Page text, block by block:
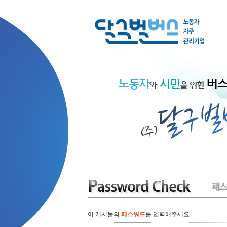
이 게시물의 패스워드를 입력해주세요.